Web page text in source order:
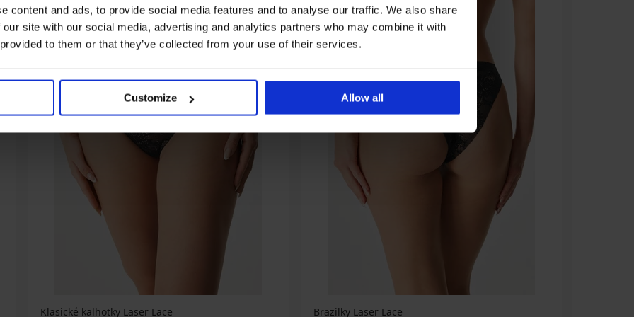
content and ads, to provide social media features and to analyse our traffic. We also share
site with our social media, advertising and analytics partners who may combine it with
to them or that they’ve collected from your use of their services.
Customize Allow all
Klasické kalhotky Laser Lace
Brazilky Laser Lace